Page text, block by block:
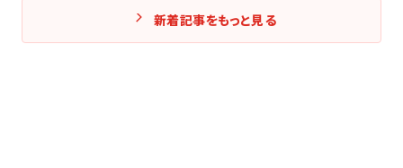
新着記事をもっと見る